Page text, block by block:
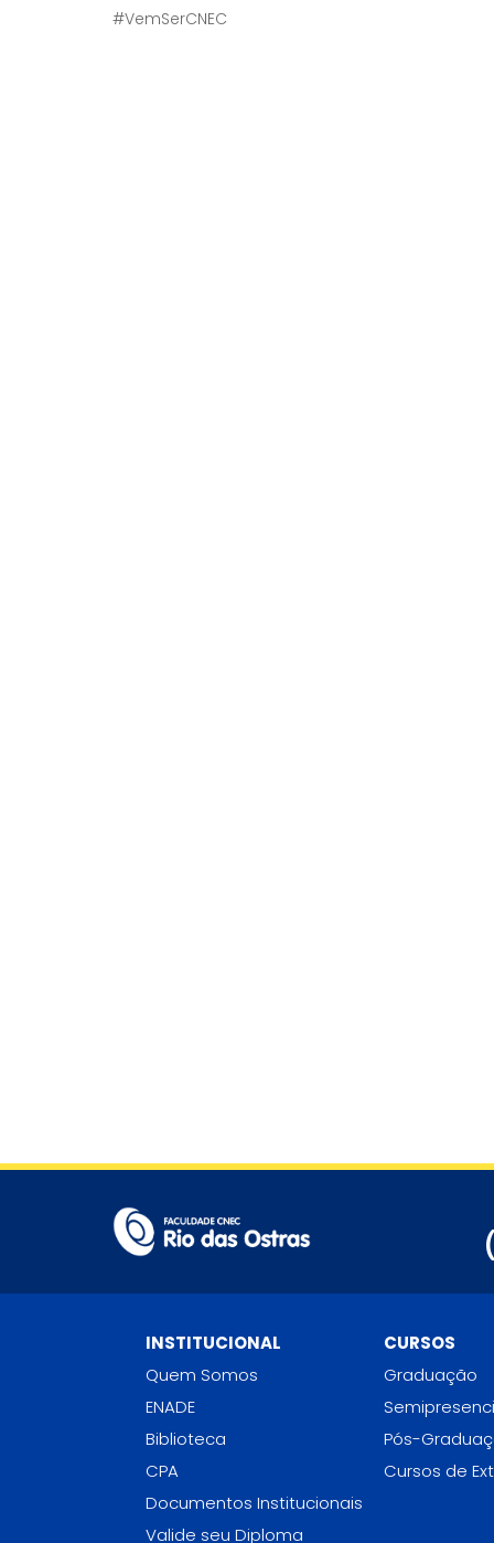
#VemSerCNEC
INSTITUCIONAL
Quem Somos
ENADE
Biblioteca
CPA
Documentos Institucionais
Valide seu Diploma
CURSOS
Graduação
Pós-
Cursos de